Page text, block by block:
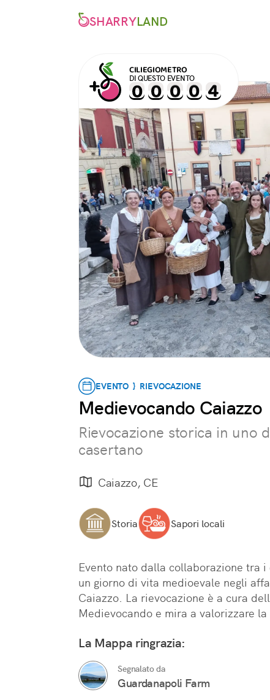
SHARRYLAND
CILIEGIOMETRO
DI QUESTO EVENTO
EVENTO } RIEVOCAZIONE
Medievocando Caiazzo
Rievocazione storica in uno
casertano
Caiazzo, CE
Storia Sapori locali
Evento nato dalla collaborazione tra
un giorno di vita medioevale negli
Caiazzo. La rievocazione è a cura
Medievocando e mira a valorizzare
La Mappa ringrazia:
Segnalato da
Guardanapoli Farm